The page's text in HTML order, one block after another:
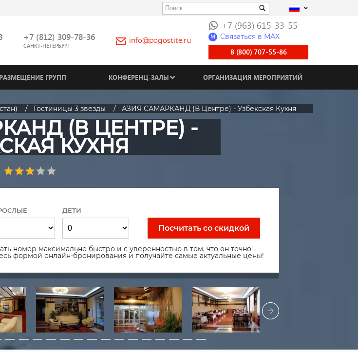
+7 (812) 309-78-36
САНКТ-ПЕТЕРБУРГ
info@pogostite.ru
+7 (963) 615-33-55
M Связаться в МАХ
8 (800) 707-55-86
РАЗМЕЩЕНИЕ ГРУПП КОНФЕРЕНЦ-ЗАЛЫ ОРГАНИЗАЦИЯ МЕРОПРИЯТИЙ
Гостиницы 3 звезды АЗИЯ САМАРКАНД (В Центре) - Узбекская Кухня
(В ЦЕНТРЕ) -
КУХНЯ
ДЕТИ
Посчитать со скидкой
номер максимально быстро и с уверенностью в том, что он точно
формой онлайн-бронирования и получайте самые актуальные цены!